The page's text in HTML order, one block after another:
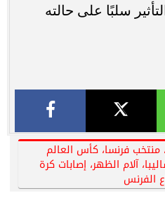
سلبًا على حالته
منتخب فرنسا، كأس العالم
إصابة ساليبا، آلام الظهر، إصابات كرة
الفرنس